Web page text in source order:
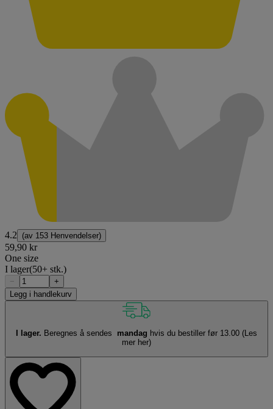
4.2 (av 153 Henvendelser)
59,90 kr
One size
I lager(50+ stk.)
−
+
Legg i handlekurv
I lager. Beregnes å sendes mandag hvis du bestiller før 13.00 (Les
mer her)